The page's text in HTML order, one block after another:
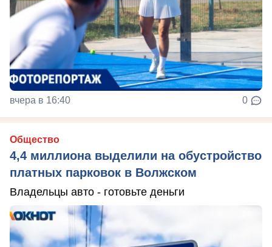
вчера в 16:40 0
Общество
4,4 миллиона выделили на обустройство
платных парковок в Волжском
Владельцы авто - готовьте деньги